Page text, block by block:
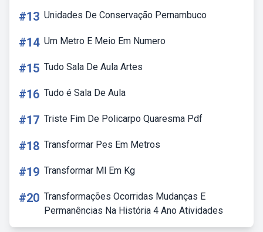
#13 Unidades De Conservação Pernambuco
#14 Um Metro E Meio Em Numero
#15 Tudo Sala De Aula Artes
#16 Tudo é Sala De Aula
#17 Triste Fim De Policarpo Quaresma Pdf
#18 Transformar Pes Em Metros
#19 Transformar Ml Em Kg
#20 Transformações Ocorridas Mudanças E
Permanências Na História 4 Ano Atividades